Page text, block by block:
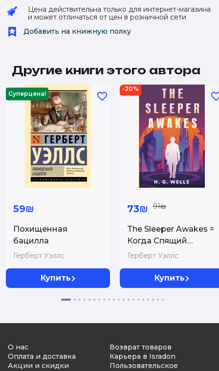
Цена действительна только для интернет-магазина
и может отличаться от цен в розничной сети
Добавить на книжную полку
Другие книги этого автора
Суперцена!
59₪
Похищенная
бацилла
Герберт Уэллс
Купить
-20%
73₪ 91₪
The Sleeper Awakes =
Когда Спящий
проснётся
Герберт Уэллс
Купить
О нас
Оплата и доставка
Акции и скидки
Возврат товаров
Карьера в Isradon
Пользовательское